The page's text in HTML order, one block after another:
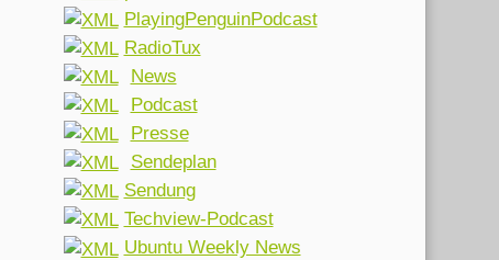
PlayingPenguinPodcast
RadioTux
News
Podcast
Presse
Sendeplan
Sendung
Techview-Podcast
Ubuntu Weekly News